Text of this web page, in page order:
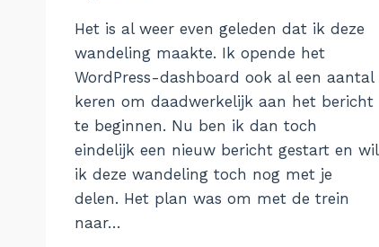
Het is al weer even geleden dat ik deze
wandeling maakte. Ik opende het
WordPress-dashboard ook al een aantal
keren om daadwerkelijk aan het bericht
te beginnen. Nu ben ik dan toch
eindelijk een nieuw bericht gestart en wil
ik deze wandeling toch nog met je
delen. Het plan was om met de trein
naar…